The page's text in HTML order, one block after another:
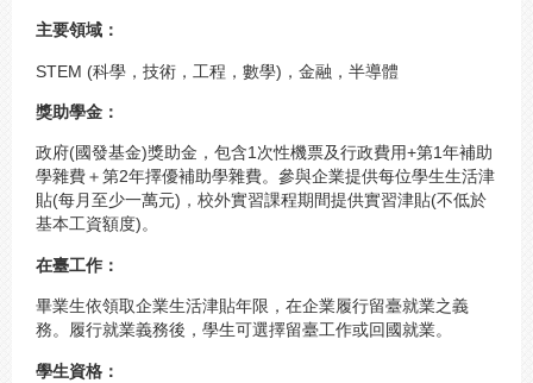
主要領域：
STEM (科學，技術，工程，數學)，金融，半導體
獎助學金：
政府(國發基金)獎助金，包含1次性機票及行政費用+第1年補助
學雜費＋第2年擇優補助學雜費。參與企業提供每位學生生活津
貼(每月至少一萬元) ，校外實習課程期間提供實習津貼(不低於
基本工資額度)。
在臺工作：
畢業生依領取企業生活津貼年限，在企業履行留臺就業之義
務。履行就業義務後，學生可選擇留臺工作或回國就業。
學生資格：